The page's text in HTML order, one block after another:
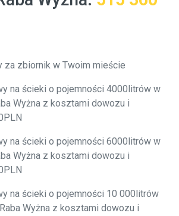
za zbiornik w Twoim mieście
na ścieki o pojemności 4000litrów w
Wyżna z kosztami dowozu i
na ścieki o pojemności 6000litrów w
Wyżna z kosztami dowozu i
na ścieki o pojemności 10 000litrów
Wyżna z kosztami dowozu i